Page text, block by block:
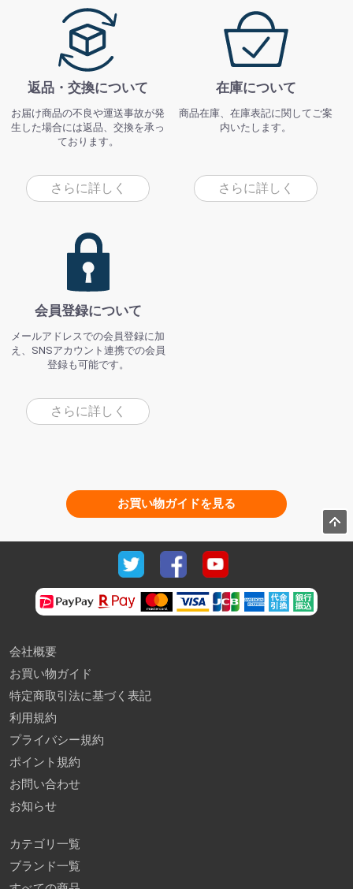
返品・交換について
お届け商品の不良や運送事故が発
生した場合には返品、交換を承っ
ております。
さらに詳しく
在庫について
商品在庫、在庫表記に関してご案
内いたします。
さらに詳しく
会員登録について
メールアドレスでの会員登録に加
え、SNSアカウント連携での会員
登録も可能です。
さらに詳しく
お買い物ガイドを見る
会社概要
お買い物ガイド
特定商取引法に基づく表記
利用規約
プライバシー規約
ポイント規約
お問い合わせ
お知らせ
カテゴリ一覧
ブランド一覧